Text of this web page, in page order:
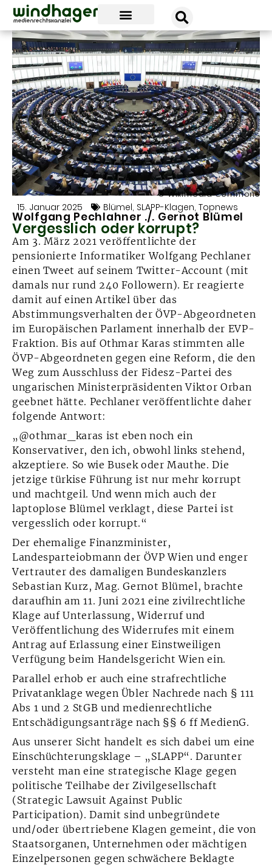
© Wikimedia Commons
15. Januar 2025 Blümel, SLAPP-Klagen, Topnews
Wolfgang Pechlahner ./. Gernot Blümel
Vergesslich oder korrupt?
Am 3. März 2021 veröffentlichte der
pensionierte Informatiker Wolfgang Pechlaner
einen Tweet auf seinem Twitter-Account (mit
damals nur rund 240 Followern). Er reagierte
damit auf einen Artikel über das
Abstimmungsverhalten der ÖVP-Abgeordneten
im Europäischen Parlament innerhalb der EVP-
Fraktion. Bis auf Othmar Karas stimmten alle
ÖVP-Abgeordneten gegen eine Reform, die den
Weg zum Ausschluss der Fidesz-Partei des
ungarischen Ministerpräsidenten Viktor Orban
geebnet hätte. Pechlaner veröffentlichte daher
folgende Antwort:
„@othmar_karas ist eben noch ein
Konservativer, den ich, obwohl links stehend,
akzeptiere. So wie Busek oder Mauthe. Die
jetzige türkise Führung ist nur mehr korrupt
und machtgeil. Und wenn mich auch der
laptoplose Blümel verklagt, diese Partei ist
vergesslich oder korrupt.“
Der ehemalige Finanzminister,
Landesparteiobmann der ÖVP Wien und enger
Vertrauter des damaligen Bundeskanzlers
Sebastian Kurz, Mag. Gernot Blümel, brachte
daraufhin am 11. Juni 2021 eine zivilrechtliche
Klage auf Unterlassung, Widerruf und
Veröffentlichung des Widerrufes mit einem
Antrag auf Erlassung einer Einstweiligen
Verfügung beim Handelsgericht Wien ein.
Parallel erhob er auch eine strafrechtliche
Privatanklage wegen Übler Nachrede nach § 111
Abs 1 und 2 StGB und medienrechtliche
Entschädigungsanträge nach §§ 6 ff MedienG.
Aus unserer Sicht handelt es sich dabei um eine
Einschüchterungsklage – „SLAPP“. Darunter
versteht man eine strategische Klage gegen
politische Teilhabe der Zivilgesellschaft
(Strategic Lawsuit Against Public
Participation). Damit sind unbegründete
und/oder übertriebene Klagen gemeint, die von
Staatsorganen, Unternehmen oder mächtigen
Einzelpersonen gegen schwächere Beklagte